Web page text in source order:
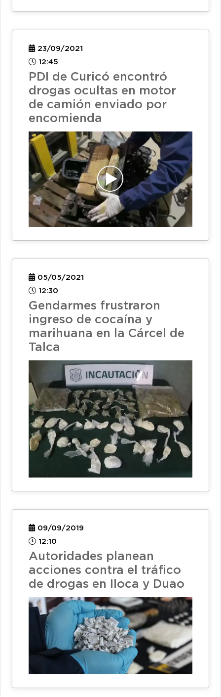
23/09/2021
12:45
PDI de Curicó encontró
drogas ocultas en motor
de camión enviado por
encomienda
05/05/2021
12:30
Gendarmes frustraron
ingreso de cocaína y
marihuana en la Cárcel de
Talca
09/09/2019
12:10
Autoridades planean
acciones contra el tráfico
de drogas en Iloca y Duao